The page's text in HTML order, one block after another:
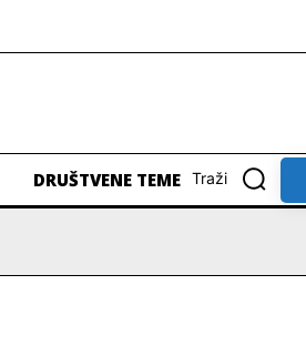
DRUŠTVENE TEME Traži